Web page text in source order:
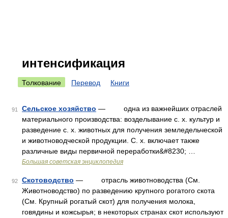
интенсификация
Толкование Перевод Книги
91 Сельское хозяйство — одна из важнейших отраслей
материального производства: возделывание с. х. культур и
разведение с. х. животных для получения земледельческой
и животноводческой продукции. С. х. включает также
различные виды первичной переработки&#8230; …
Большая советская энциклопедия
92 Скотоводство — отрасль животноводства (См.
Животноводство) по разведению крупного рогатого скота
(См. Крупный рогатый скот) для получения молока,
говядины и кожсырья; в некоторых странах скот используют